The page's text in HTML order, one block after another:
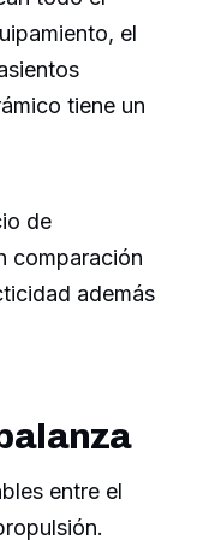
el
tiene un
de
comparación
además
entre el